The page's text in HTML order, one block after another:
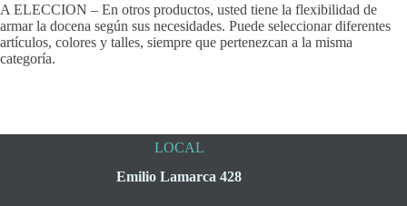
A ELECCION – En otros productos, usted tiene la flexibilidad de
armar la docena según sus necesidades. Puede seleccionar diferentes
artículos, colores y talles, siempre que pertenezcan a la misma
categoría.
LOCAL
Emilio Lamarca 428